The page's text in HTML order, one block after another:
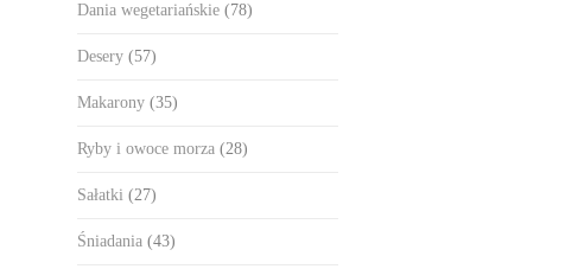
Dania wegetariańskie (78)
Desery (57)
Makarony (35)
Ryby i owoce morza (28)
Sałatki (27)
Śniadania (43)